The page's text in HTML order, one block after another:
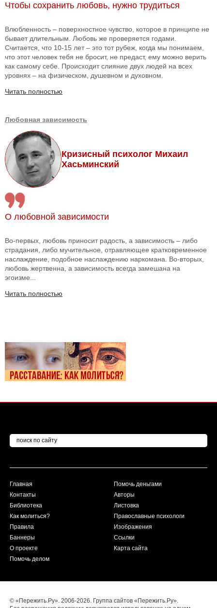
Чтобы сохранить любовь, нужно трудиться
Влюбленность – поверхностное чувство, которое в принципе не
бывает длительным. Любовь же проверяется годами.
Считается, что 10-15 лет – это тот рубеж, когда мы понимаем,
что этот человек тебя не бросит, не предаст, ему можно верить
как самому себе. Происходит слияние двух людей на всех
уровнях – на физическом, душевном и духовном.
Читать полностью
Любовная зависимость
Кризисный психолог Михаил
Хасьминский
О любовной зависимости
Во-первых, любовь приносит радость, а зависимость – либо
страдания, либо мучительное, отравляющее кратковременное
наслаждение, подобное наслаждению наркомана. Во-вторых,
любовь жертвенна, а зависимость всегда замешана на
эгоизме...
Читать полностью
Главная
Контакты
Библиотека
Как молиться?
Правила
Баннеры
О проекте
Помочь делом
Помочь деньгами
Авторы
Листовка
Православные психологи
Изображения
Ссылки
Карта сайта
© «Пережить.Ру». 2006-2026. Группа сайтов «Пережить.Ру».